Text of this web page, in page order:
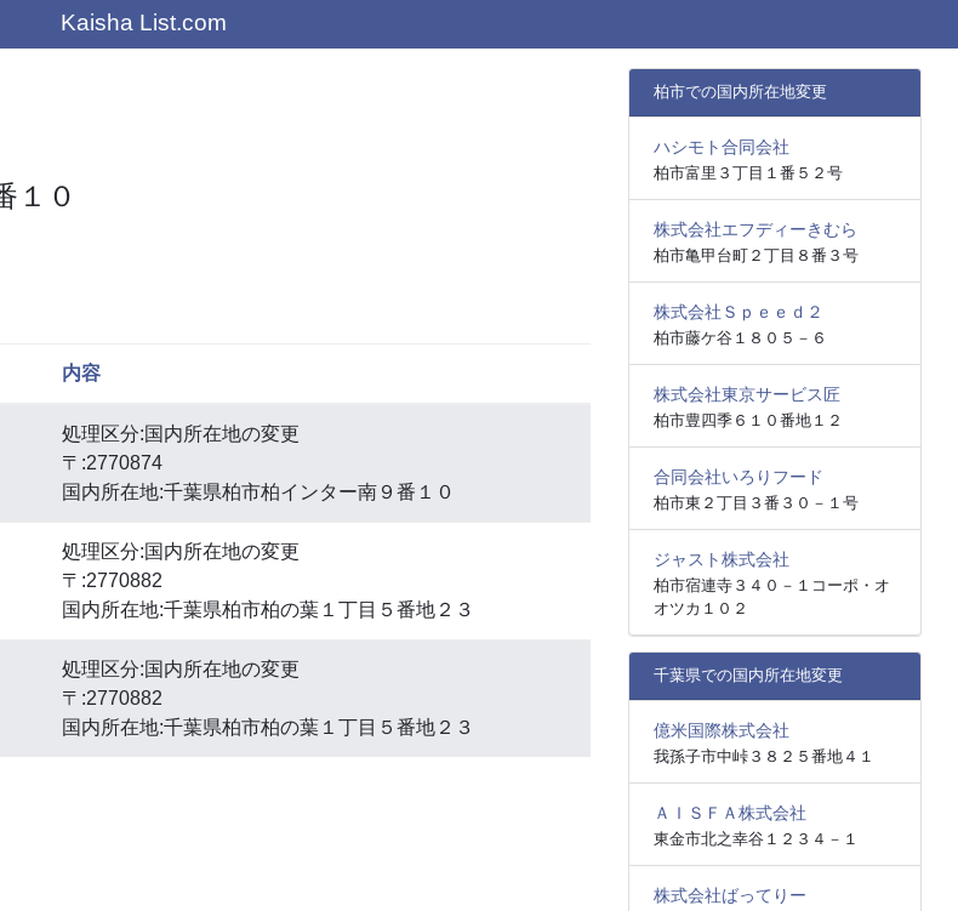
Kaisha List.com
１０
内容
処理区分:国内所在地の変更
〒:2770874
国内所在地:千葉県柏市柏インター南９番１０
処理区分:国内所在地の変更
〒:2770882
国内所在地:千葉県柏市柏の葉１丁目５番地２３
処理区分:国内所在地の変更
〒:2770882
国内所在地:千葉県柏市柏の葉１丁目５番地２３
柏市での国内所在地変更
ハシモト合同会社
柏市富里３丁目１番５２号
株式会社エフディーきむら
柏市亀甲台町２丁目８番３号
株式会社Ｓｐｅｅｄ２
柏市藤ケ谷１８０５－６
株式会社東京サービス匠
柏市豊四季６１０番地１２
合同会社いろりフード
柏市東２丁目３番３０－１号
ジャスト株式会社
柏市宿連寺３４０－１コーポ・オ
オツカ１０２
千葉県での国内所在地変更
億米国際株式会社
我孫子市中峠３８２５番地４１
ＡＩＳＦＡ株式会社
東金市北之幸谷１２３４－１
株式会社ばってりー